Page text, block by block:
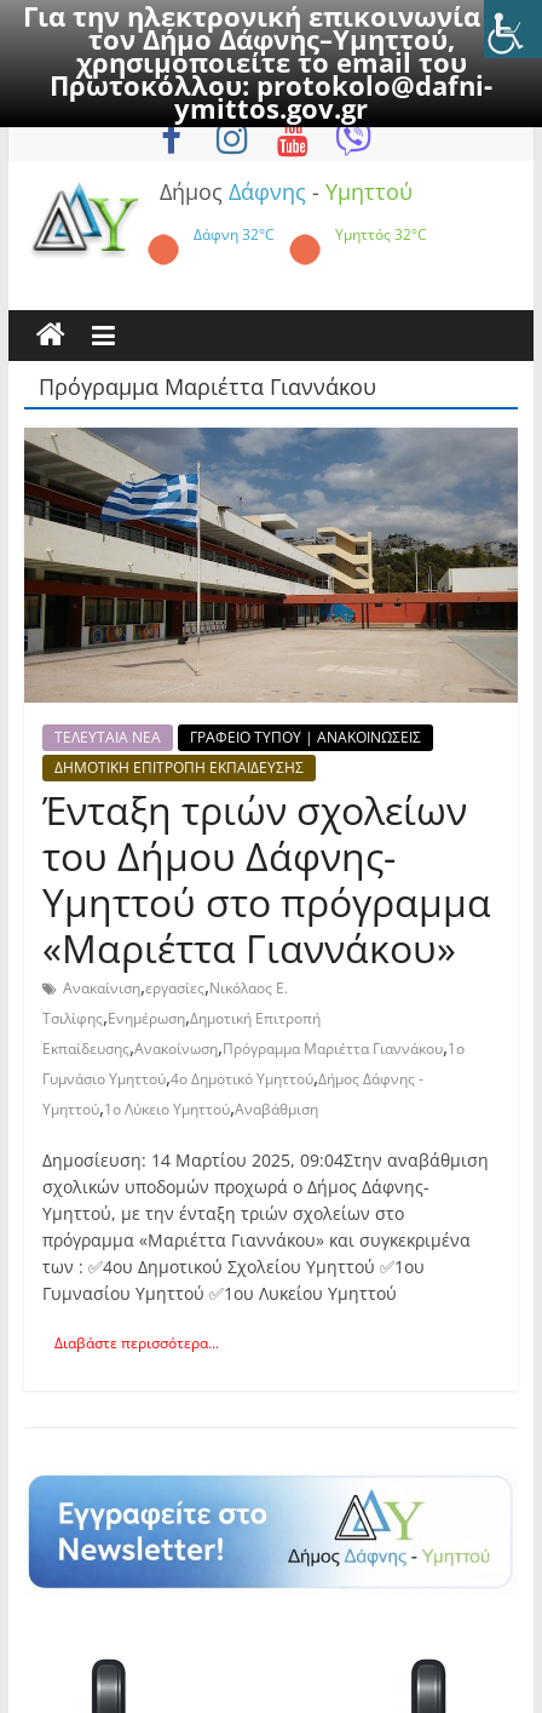
Για την ηλεκτρονική επικοινωνία με
τον Δήμο Δάφνης–Υμηττού,
χρησιμοποιείτε το email του
Πρωτοκόλλου:protokolo@dafni-
ymittos.gov.gr
to
Πέμπτη, 6 Αυγούστου 2026
Δήμος Δάφνης - Υμηττού
Δάφνη32°C Υμηττός32°C
Πρόγραμμα Μαριέττα Γιαννάκου
ΤΕΛΕΥΤΑΙΑ ΝΕΑ
ΓΡΑΦΕΙΟ ΤΥΠΟΥ | ΑΝΑΚΟΙΝΩΣΕΙΣ
ΔΗΜΟΤΙΚΗ ΕΠΙΤΡΟΠΗ ΕΚΠΑΙΔΕΥΣΗΣ
Ένταξη τριών σχολείων
του Δήμου Δάφνης-
Υμηττού στο πρόγραμμα
«Μαριέττα Γιαννάκου»
Ανακαίνιση,εργασίες,Νικόλαος Ε.
Τσιλίφης,Ενημέρωση,Δημοτική Επιτροπή
Εκπαίδευσης,Ανακοίνωση,Πρόγραμμα Μαριέττα Γιαννάκου,1ο
Γυμνάσιο Υμηττού,4ο Δημοτικό Υμηττού,Δήμος Δάφνης -
Υμηττού,1ο Λύκειο Υμηττού,Αναβάθμιση
Δημοσίευση: 14 Μαρτίου 2025, 09:04Στην αναβάθμιση
σχολικών υποδομών προχωρά ο Δήμος Δάφνης-
Υμηττού, με την ένταξη τριών σχολείων στο
πρόγραμμα «Μαριέττα Γιαννάκου» και συγκεκριμένα
των : ✅4ου Δημοτικού Σχολείου Υμηττού ✅1ου
Γυμνασίου Υμηττού ✅1ου Λυκείου Υμηττού
Διαβάστε περισσότερα...